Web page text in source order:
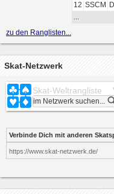
12 SSCM
...
zu den Ranglisten...
Skat-Netzwerk
Skat-Weltrangliste
Verbinde Dich mit anderen
https://www.skat-netzwerk.de/